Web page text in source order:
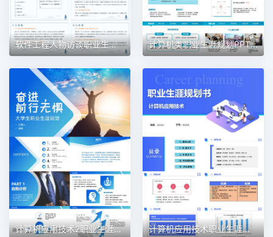
软件工程人物访谈职业生涯规划PPT模板 计算机类职业生涯规划PPT模板
计算机应用技术2职业生涯规划PPT模板 计算机应用技术职业生涯规划PPT模板